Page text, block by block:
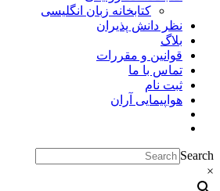
کتابخانه زبان انگلیسی
نظر دانش پذیران
بلاگ
قوانین و مقررات
تماس با ما
ثبت نام
هواپیمایی آران
Search
×